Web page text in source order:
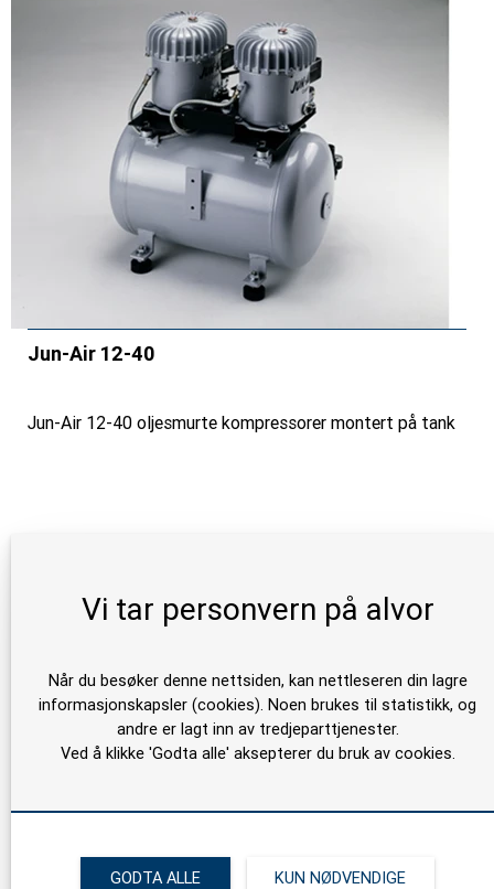
Jun-Air 12-40
Jun-Air 12-40 oljesmurte kompressorer montert på tank
Vi tar personvern på alvor
Når du besøker denne nettsiden, kan nettleseren din lagre
informasjonskapsler (cookies). Noen brukes til statistikk, og
andre er lagt inn av tredjeparttjenester.
Ved å klikke 'Godta alle' aksepterer du bruk av cookies.
GODTA ALLE KUN NØDVENDIGE